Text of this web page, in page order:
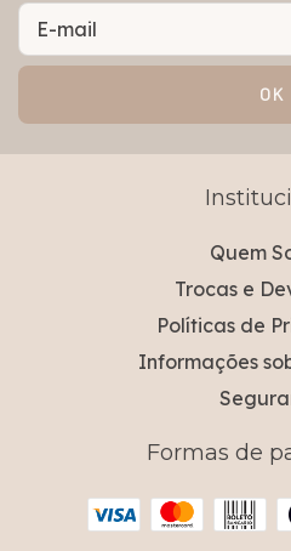
Quem
Trocas e
Políticas de
Informações
Formas de